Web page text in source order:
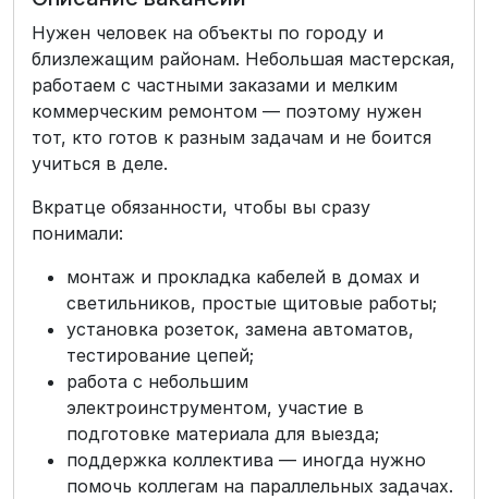
Нужен человек на объекты по городу и
близлежащим районам. Небольшая мастерская,
работаем с частными заказами и мелким
коммерческим ремонтом — поэтому нужен
тот, кто готов к разным задачам и не боится
учиться в деле.
Вкратце обязанности, чтобы вы сразу
понимали:
монтаж и прокладка кабелей в домах и
светильников, простые щитовые работы;
установка розеток, замена автоматов,
тестирование цепей;
работа с небольшим
электроинструментом, участие в
подготовке материала для выезда;
поддержка коллектива — иногда нужно
помочь коллегам на параллельных задачах.